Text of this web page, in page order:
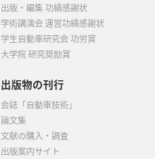
出版・編集 功績感謝状
学術講演会 運営功績感謝状
学生自動車研究会 功労賞
大学院 研究奨励賞
出版物の刊行
会誌「自動車技術」
論文集
文献の購入・調査
出版案内サイト